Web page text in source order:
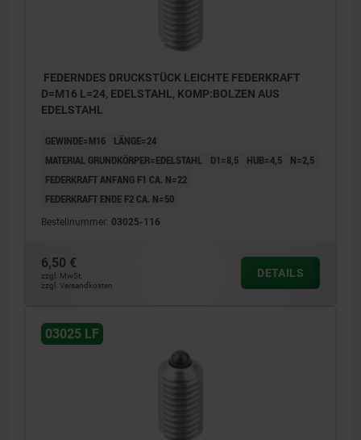
FEDERNDES DRUCKSTÜCK LEICHTE FEDERKRAFT
D=M16 L=24, EDELSTAHL, KOMP:BOLZEN AUS
EDELSTAHL
GEWINDE=M16
LÄNGE=24
MATERIAL GRUNDKÖRPER=EDELSTAHL
D1=8,5 HUB=4,5
N=2,5
FEDERKRAFT ANFANG F1 CA. N=22
FEDERKRAFT ENDE F2 CA. N=50
Bestellnummer: 03025-116
6,50 €
zzgl. MwSt.
zzgl. Versandkosten
DETAILS
03025 LF